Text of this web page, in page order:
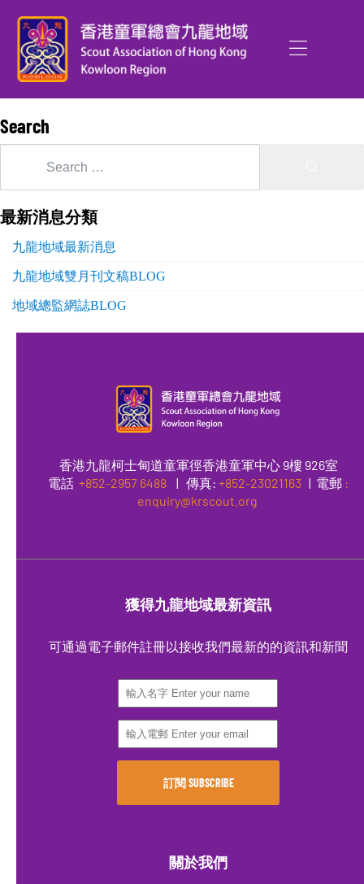
Search
最新消息分類
九龍地域最新消息
九龍地域雙月刊文稿BLOG
地域總監網誌BLOG
香港九龍柯士甸道童軍徑香港童軍中心 9樓 926室
電話 +852-2957 6488 | 傳真: +852-23021163 | 電郵 :
enquiry@krscout.org
獲得九龍地域最新資訊
可通過電子郵件註冊以接收我們最新的的資訊和新聞
關於我們